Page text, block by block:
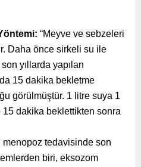
“Meyve ve sebzeleri
Daha önce sirkeli su ile
yıllarda yapılan
15 dakika bekletme
görülmüştür. 1 litre suya 1
15 dakika beklettikten sonra
menopoz tedavisinde son
biri, eksozom